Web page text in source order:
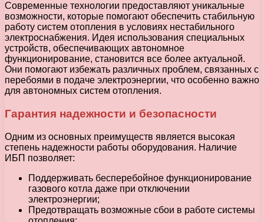
Современные технологии предоставляют уникальные
возможности, которые помогают обеспечить стабильную
работу систем отопления в условиях нестабильного
электроснабжения. Идея использования специальных
устройств, обеспечивающих автономное
функционирование, становится все более актуальной.
Они помогают избежать различных проблем, связанных с
перебоями в подаче электроэнергии, что особенно важно
для автономных систем отопления.
Гарантия надежности и безопасности
Одним из основных преимуществ является высокая
степень надежности работы оборудования. Наличие
ИБП позволяет:
Поддерживать бесперебойное функционирование
газового котла даже при отключении
электроэнергии;
Предотвращать возможные сбои в работе системы